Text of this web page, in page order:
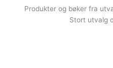
Produkter og bøker fra
Stort utvalg